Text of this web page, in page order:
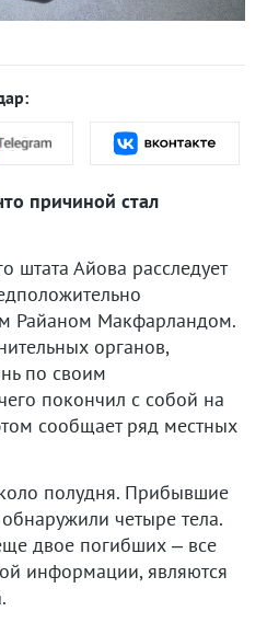
причиной стал
штата Айова расследует
Райаном Макфарландом.
органов,
по своим
покончил с собой на
сообщает ряд местных
полудня. Прибывшие
четыре тела.
двое погибших – все
информации, являются